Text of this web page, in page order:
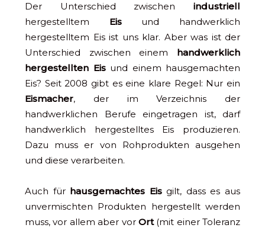
Der Unterschied zwischen industriell
hergestelltem Eisund handwerklich
hergestelltem Eis ist uns klar. Aber was ist der
Unterschied zwischen einem handwerklich
hergestellten Eisund einem hausgemachten
Eis? Seit 2008 gibt es eine klare Regel: Nur ein
Eismacher, der im Verzeichnis der
handwerklichen Berufe eingetragen ist, darf
handwerklich hergestelltes Eis produzieren.
Dazu muss er von Rohprodukten ausgehen
und diese verarbeiten.
Auch für hausgemachtes Eisgilt, dass es aus
unvermischten Produkten hergestellt werden
muss, vor allem aber vor Ort(mit einer Toleranz